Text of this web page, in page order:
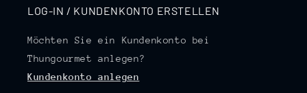
LOG-IN / KUNDENKONTO ERSTELLEN
Möchten Sie ein Kundenkonto bei
Thungourmet anlegen?
Kundenkonto anlegen